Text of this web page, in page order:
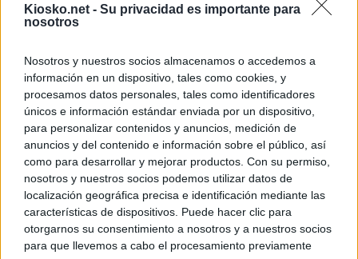
Kiosko.net - Su privacidad es importante para
nosotros
Nosotros y nuestros socios almacenamos o accedemos a
información en un dispositivo, tales como cookies, y
procesamos datos personales, tales como identificadores
únicos e información estándar enviada por un dispositivo,
para personalizar contenidos y anuncios, medición de
anuncios y del contenido e información sobre el público, así
como para desarrollar y mejorar productos. Con su permiso,
nosotros y nuestros socios podemos utilizar datos de
localización geográfica precisa e identificación mediante las
características de dispositivos. Puede hacer clic para
otorgarnos su consentimiento a nosotros y a nuestros socios
para que llevemos a cabo el procesamiento previamente